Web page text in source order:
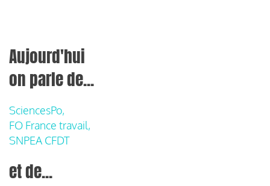
Aujourd'hui
on parle de...
SciencesPo,
FO France travail,
SNPEA CFDT
et de...